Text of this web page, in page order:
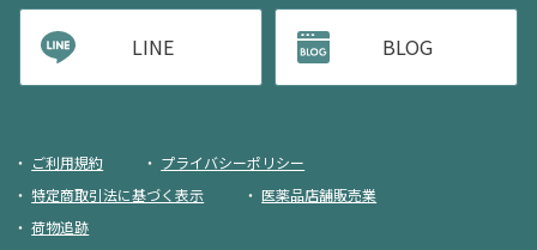
LINE BLOG
ご利用規約
プライバシーポリシー
特定商取引法に基づく表示
医薬品店舗販売業
荷物追跡